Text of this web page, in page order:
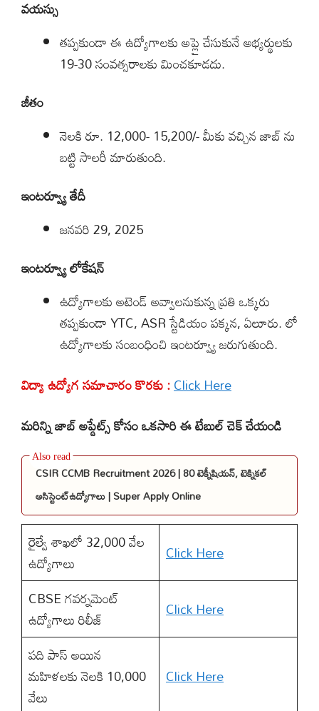
వయస్సు
తప్పకుండా ఈ ఉద్యోగాలకు అప్లై చేసుకునే అభ్యర్థులకు
19-30 సంవత్సరాలకు మించకూడదు.
జీతం
నెలకి రూ. 12,000- 15,200/- మీకు వచ్చిన జాబ్ ను
బట్టి సాలరీ మారుతుంది.
ఇంటర్వ్యూ తేదీ
జనవరి 29, 2025
ఇంటర్వ్యూ లోకేషన్
ఉద్యోగాలకు అటెండ్ అవ్వాలనుకున్న ప్రతి ఒక్కరు
తప్పకుండా YTC, ASR స్టేడియం పక్కన, ఏలూరు. లో
ఉద్యోగాలకు సంబంధించి ఇంటర్వ్యూ జరుగుతుంది.
విద్యా ఉద్యోగ సమాచారం కొరకు :Click Here
మరిన్ని జాబ్ అప్డేట్స్ కోసం ఒకసారి ఈ టేబుల్ చెక్ చేయండి
CSIR CCMB Recruitment 2026 | 80 టెక్నీషియన్, టెక్నికల్
అసిస్టెంట్ఉద్యోగాలు | Super Apply Online
రైల్వే శాఖలో 32,000 వేల
ఉద్యోగాలు
Click Here
CBSE గవర్నమెంట్
ఉద్యోగాలు రిలీజ్
Click Here
పది పాస్ అయిన
మహిళలకు నెలకి 10,000
వేలు
Click Here